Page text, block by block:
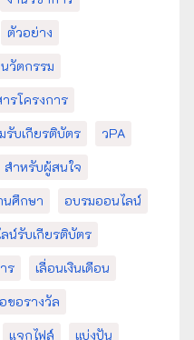
ตัวอย่าง
นวัตกรรม
รโครงการ
รับเกียรติบัตร
วPA
สำหรับผู้สนใจ
ศึกษา
อบรมออนไลน์
น์รับเกียรติบัตร
ร
เลื่อนเงินเดือน
ขอรางวัล
แจกไฟล์
แบ่งปัน